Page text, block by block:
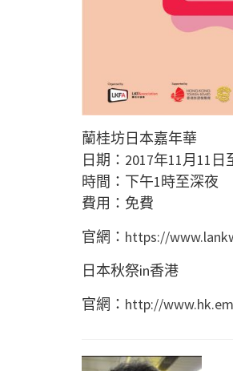
蘭桂坊日本嘉年華
日期：2017年11月11日
時間：下午1時至深夜
費用：免費
官網： https://
日本秋祭in香港
官網： http://